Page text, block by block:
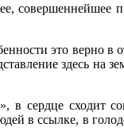
это
здесь
сердце сходит
в ссылке, в